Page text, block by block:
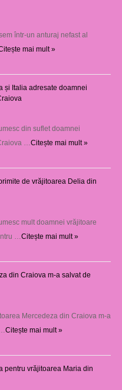
într-un anturaj nefast al
mai mult »
și Italia adresate doamnei
din suflet doamnei
…Citește mai mult »
de vrăjitoarea Delia din
mult doamnei vrăjitoare
…Citește mai mult »
din Craiova m-a salvat de
Mercedeza din Craiova m-a
Citește mai mult »
pentru vrăjitoarea Maria din